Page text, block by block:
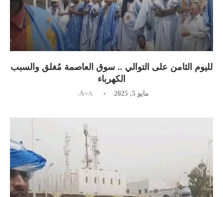
لليوم الثامن على التوالي .. سوق العاصمة مُغلق والسبب
الكهرباء
مايو 5, 2025 A+A-